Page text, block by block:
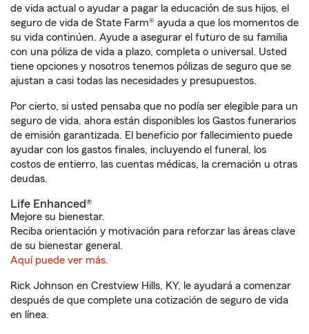
de vida actual o ayudar a pagar la educación de sus hijos, el
seguro de vida de State Farm® ayuda a que los momentos de
su vida continúen. Ayude a asegurar el futuro de su familia
con una póliza de vida a plazo, completa o universal. Usted
tiene opciones y nosotros tenemos pólizas de seguro que se
ajustan a casi todas las necesidades y presupuestos.
Por cierto, si usted pensaba que no podía ser elegible para un
seguro de vida, ahora están disponibles los Gastos funerarios
de emisión garantizada. El beneficio por fallecimiento puede
ayudar con los gastos finales, incluyendo el funeral, los
costos de entierro, las cuentas médicas, la cremación u otras
deudas.
Life Enhanced®
Mejore su bienestar.
Reciba orientación y motivación para reforzar las áreas clave
de su bienestar general.
Aquí puede ver más.
Rick Johnson en Crestview Hills, KY, le ayudará a comenzar
después de que complete una cotización de seguro de vida
en línea.